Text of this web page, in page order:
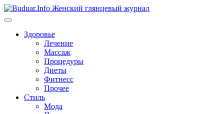
Перейти
к
Здоровье
Лечение
Массаж
Процедуры
Диеты
Фитнесс
Прочее
Стиль
Мода